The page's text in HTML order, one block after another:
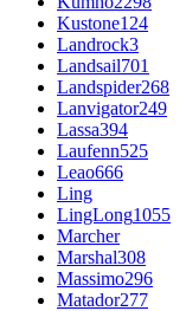
Kustone124
Landrock3
Landsail701
Landspider268
Lanvigator249
Lassa394
Laufenn525
Leao666
Ling
LingLong1055
Marcher
Marshal308
Massimo296
Matador277